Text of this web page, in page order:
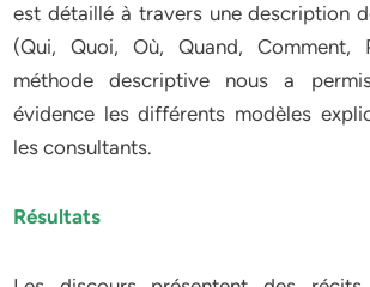
est détaillé à travers une description
(Qui, Quoi, Où, Quand, Comment,
méthode descriptive nous a
évidence les différents modèles
les consultants.
Résultats